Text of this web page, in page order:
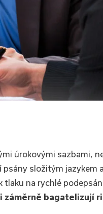
úrokovými sazbami,
složitým jazykem
na rychlé
bagatelizují